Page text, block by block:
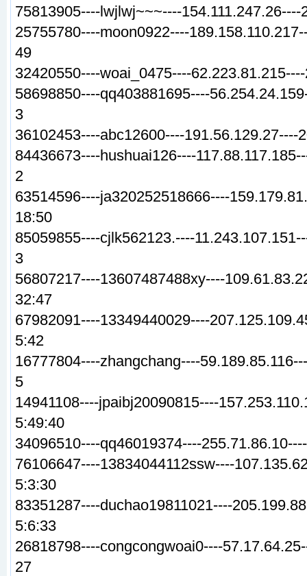
75813905----lwjlwj~~~----154.111.247.26----
25755780----moon0922----
49
32420550----woai_0475----
58698850----qq403881695----
3
36102453----abc12600----191.56.129.27----
84436673----hushuai126----
2
63514596----ja320252518666----
18:50
85059855----cjlk562123.----
3
56807217----13607487488xy----
32:47
67982091----13349440029----
5:42
16777804----zhangchang----
5
14941108----jpaibj20090815----
5:49:40
34096510----qq46019374----
76106647----13834044112ssw----
5:3:30
83351287----duchao19811021----
5:6:33
26818798----congcongwoai0----
27